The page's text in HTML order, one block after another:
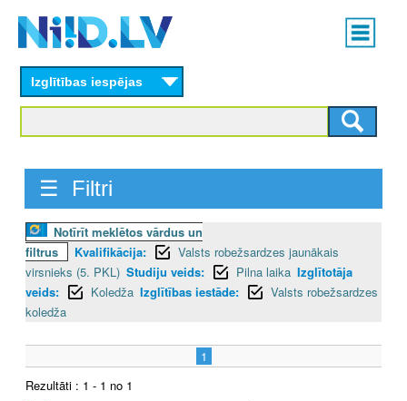
content
Main
menu
Izglītības iespējas
☰ Filtri
Notīrīt meklētos vārdus un
filtrus
Kvalifikācija:
Valsts robežsardzes jaunākais
virsnieks (5. PKL) Studiju veids: Pilna laika Izglītotāja
veids:
Koledža Izglītības iestāde:
Valsts robežsardzes
koledža
1
Rezultāti : 1 - 1 no 1